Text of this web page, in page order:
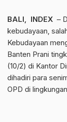
BALI, INDEX –
kebudayaan,
Kebudayaan
Banten Prani
(10/2) di Kantor
dihadiri para
OPD di